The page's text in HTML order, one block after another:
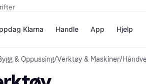
Klarna Handle
Butikker
App Hjelp
& Oppussing/Verktøy & Maskiner/